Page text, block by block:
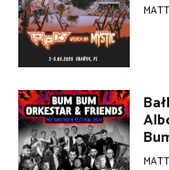
MATT
MATT